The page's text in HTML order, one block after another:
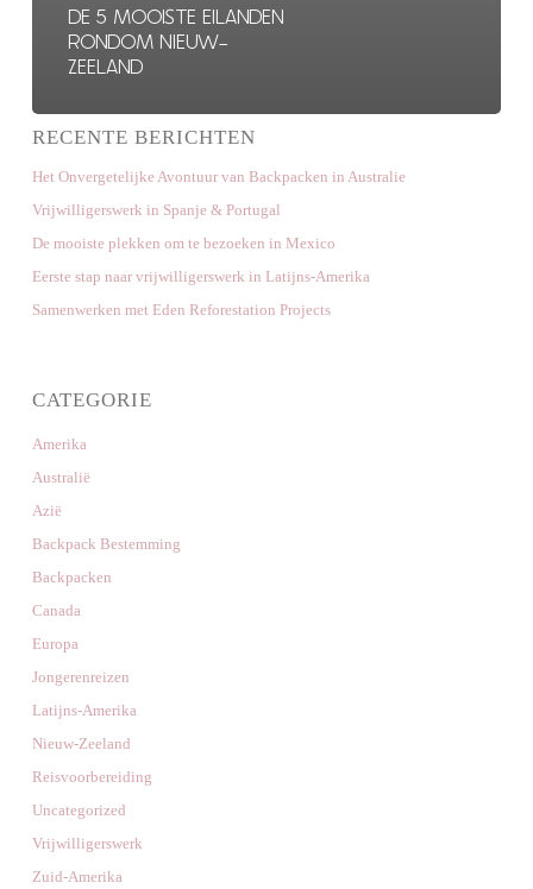
DE 5 MOOISTE EILANDEN
RONDOM NIEUW-
ZEELAND
RECENTE BERICHTEN
Het Onvergetelijke Avontuur van Backpacken in Australie
Vrijwilligerswerk in Spanje & Portugal
De mooiste plekken om te bezoeken in Mexico
Eerste stap naar vrijwilligerswerk in Latijns-Amerika
Samenwerken met Eden Reforestation Projects
CATEGORIE
Amerika
Australië
Azië
Backpack Bestemming
Backpacken
Canada
Europa
Jongerenreizen
Latijns-Amerika
Nieuw-Zeeland
Reisvoorbereiding
Uncategorized
Vrijwilligerswerk
Zuid-Amerika